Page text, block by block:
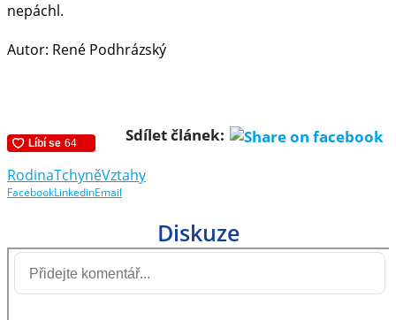
nepáchl.
Autor: René Podhrázský
Sdílet článek:
RodinaTchyněVztahy
FacebookLinkedinEmail
Diskuze